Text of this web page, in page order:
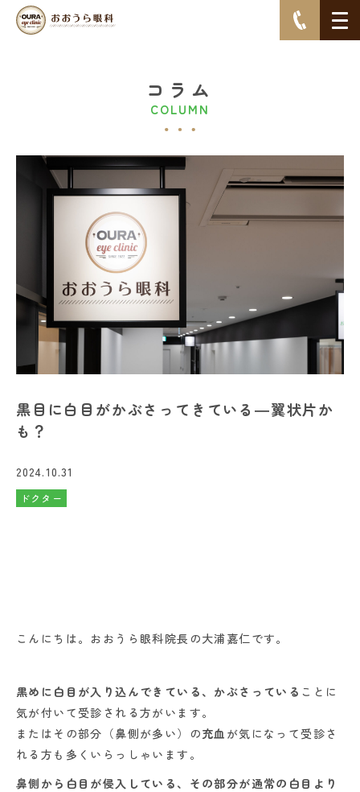
コラム
COLUMN
黒目に白目がかぶさってきている―翼状片か
も？
2024.10.31
ドクター
こんにちは。おおうら眼科院長の大浦嘉仁です。
黒めに白目が入り込んできている、かぶさっている ことに
気が付いて受診される方がいます。
またはその部分（鼻側が多い）の充血 が気になって受診さ
れる方も多くいらっしゃいます。
鼻側から白目が侵入している、その部分が通常の白目より